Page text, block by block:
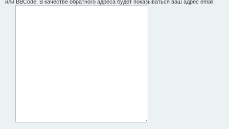
или BBCode. В качестве обратного адреса будет показываться ваш адрес email.